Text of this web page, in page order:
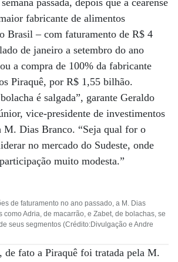
passada, depois que a cearense
fabricante de alimentos
Brasil – com faturamento de R$ 4
de janeiro a setembro do ano
a compra de 100% da fabricante
Piraquê, por R$ 1,55 bilhão.
é salgada”, garante Geraldo
vice-presidente de investimentos
M. Dias Branco. “Seja qual for o
no mercado do Sudeste, onde
muito modesta.”
de faturamento no ano passado, a M. Dias
como Adria, de macarrão, e Zabet, de bolachas, se
seus segmentos (Crédito:Divulgação e Andre
de fato a Piraquê foi tratada pela M.